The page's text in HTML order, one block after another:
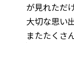
が見れただ
大切な思い
またたくさ